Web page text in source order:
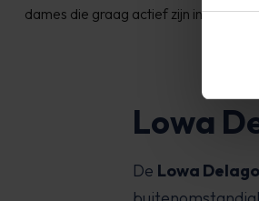
dames die graag actief zijn in de
Lowa
De Lowa